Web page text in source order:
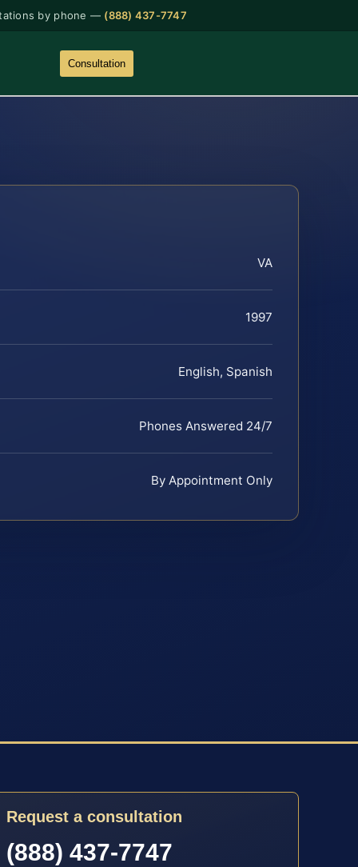
by phone — (888) 437-7747
Consultation
VA
1997
English, Spanish
Phones Answered 24/7
By Appointment Only
Request a consultation
(888) 437-7747